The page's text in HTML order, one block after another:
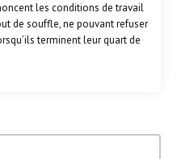
les conditions de travail
de souffle, ne pouvant refuser
terminent leur quart de